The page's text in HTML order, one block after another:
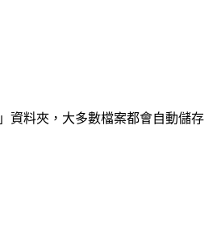
資料夾，大多數檔案都會自動儲存